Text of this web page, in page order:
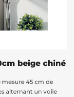
beige chiné
45 cm de
alternant un voile